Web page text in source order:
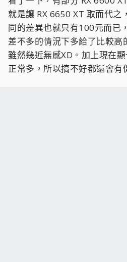
就是讓 RX 6650 XT 取而代之
同的差異也就只有100元而已
差不多的情況下多給了比較高
雖然幾近無感XD。加上現在
正常多，所以搞不好都還會有